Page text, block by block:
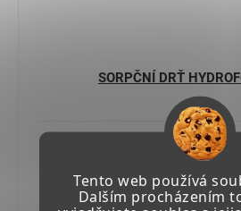
Tento web používá
Dalším procházením
SORPČNÍ DRŤ
Skladem
659,45 Kč včetně
545 Kč